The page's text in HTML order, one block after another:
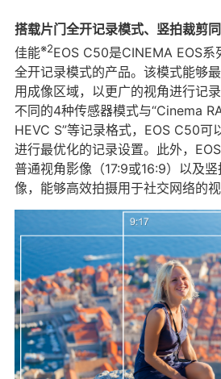
搭载片门全开记录模式、竖拍裁剪
佳能※2EOS C50是CINEMA EOS系
全开记录模式的产品。该模式能够
用成像区域，以更广的视角进行记
不同的4种传感器模式与“Cinema
HEVC S”等记录格式，EOS C50可
进行最优化的记录设置。此外，
普通视角影像（17:9或16:9）以及
像，能够高效拍摄用于社交网络的视